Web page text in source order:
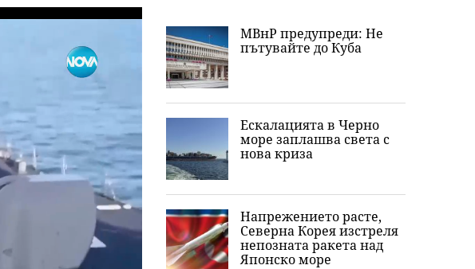
МВнР предупреди: Не
пътувайте до Куба
Ескалацията в Черно
море заплашва света с
нова криза
Напрежението расте,
Северна Корея изстреля
непозната ракета над
Японско море